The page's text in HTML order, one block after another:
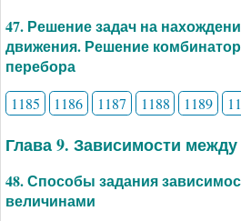
47. Решение задач на
движения. Решение
перебора
1185 1186 1187 1188 1189
Глава 9. Зависимости
48. Способы задания
величинами